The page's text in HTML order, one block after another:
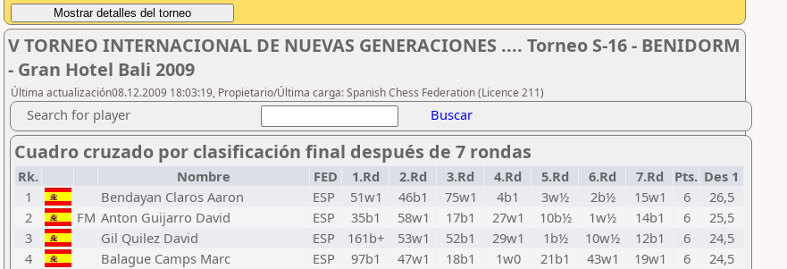
V TORNEO INTERNACIONAL DE NUEVAS GENERACIONES .... Torneo S-16 - BENIDORM
- Gran Hotel Bali 2009
Última actualización08.12.2009 18:03:19, Propietario/Última carga: Spanish Chess Federation (Licence 211)
Search for player Buscar
Cuadro cruzado por clasificación final después de 7 rondas
Rk. Nombre FED 1.Rd 2.Rd 3.Rd 4.Rd 5.Rd 6.Rd 7.Rd Pts. Des 1
1
Bendayan Claros Aaron ESP 51w1 46b1 75w1 4b1 3w½ 2b½ 15w1 6
26,5
2
FM Anton Guijarro David ESP 35b1 58w1 17b1 27w1 10b½ 1w½ 14b1 6
25,5
3
Gil Quilez David ESP 161b+ 53w1 52b1 29w1 1b½ 10w½ 12b1 6
24,5
4
Balague Camps Marc ESP 97b1 47w1 18b1 1w0 21b1 43w1 19w1 6
24,5